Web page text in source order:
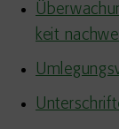
keit